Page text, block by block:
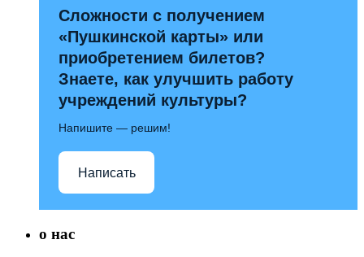
Сложности с получением
«Пушкинской карты» или
приобретением билетов?
Знаете, как улучшить работу
учреждений культуры?
Напишите — решим!
Написать
о нас